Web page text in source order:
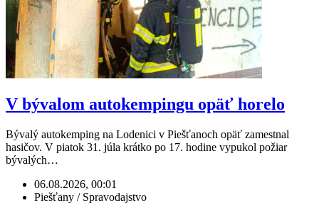
V bývalom autokempingu opäť horelo
Bývalý autokemping na Lodenici v Piešťanoch opäť zamestnal
hasičov. V piatok 31. júla krátko po 17. hodine vypukol požiar
bývalých…
06.08.2026, 00:01
Piešťany / Spravodajstvo